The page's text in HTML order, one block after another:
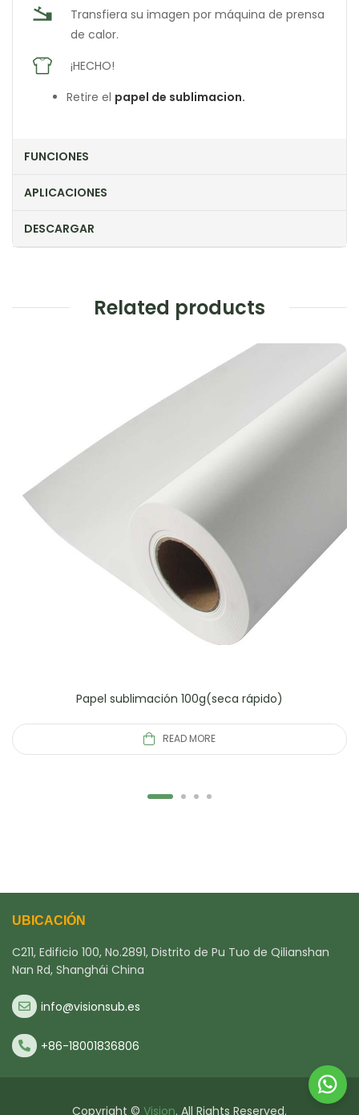
Transfiera su imagen por máquina de prensa
de calor.
¡HECHO!
Retire el papel de sublimacion.
FUNCIONES
APLICACIONES
DESCARGAR
Related products
Papel sublimación 100g(seca rápido)
READ MORE
UBICACIÓN
C211, Edificio 100, No.2891, Distrito de Pu Tuo de Qilianshan
Nan Rd, Shanghái China
info@visionsub.es
+86-18001836806
Copyright © Vision. All Rights Reserved.